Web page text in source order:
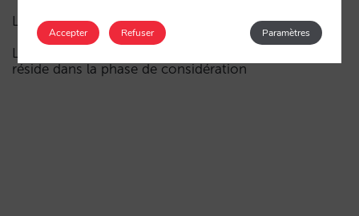
La fin de l’ère « Book on Metasearch »
Le funnel dans l’IA est cassé. La clé pour le réparer
réside dans la phase de considération
Accepter Paramètres
Refuser